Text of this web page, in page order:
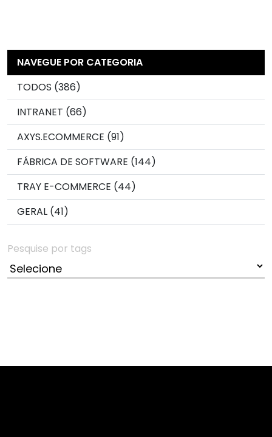
NAVEGUE POR CATEGORIA
TODOS (386)
INTRANET (66)
AXYS.ECOMMERCE (91)
FÁBRICA DE SOFTWARE (144)
TRAY E-COMMERCE (44)
GERAL (41)
Pesquise por tags